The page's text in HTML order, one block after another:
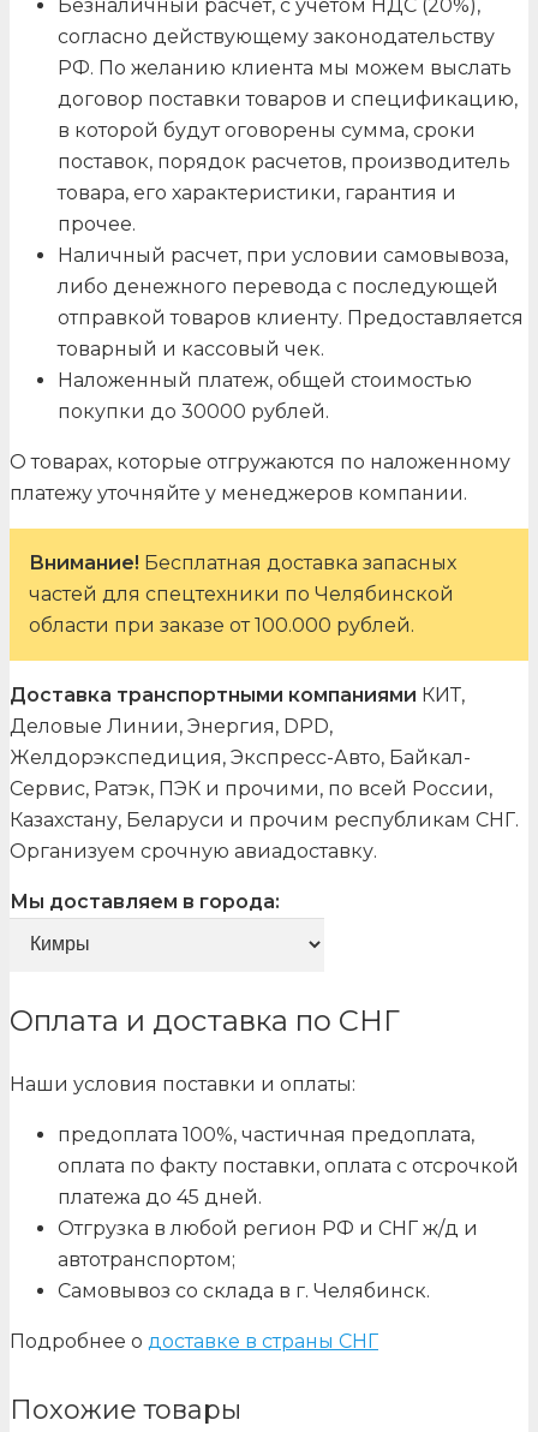
Безналичный расчет, с учетом НДС (20%),
согласно действующему законодательству
РФ. По желанию клиента мы можем выслать
договор поставки товаров и спецификацию,
в которой будут оговорены сумма, сроки
поставок, порядок расчетов, производитель
товара, его характеристики, гарантия и
прочее.
Наличный расчет, при условии самовывоза,
либо денежного перевода с последующей
отправкой товаров клиенту. Предоставляется
товарный и кассовый чек.
Наложенный платеж, общей стоимостью
покупки до 30000 рублей.
О товарах, которые отгружаются по наложенному
платежу уточняйте у менеджеров компании.
Внимание! Бесплатная доставка запасных
частей для спецтехники по Челябинской
области при заказе от 100.000 рублей.
Доставка транспортными компаниями КИТ,
Деловые Линии, Энергия, DPD,
Желдорэкспедиция, Экспресс-Авто, Байкал-
Сервис, Ратэк, ПЭК и прочими, по всей России,
Казахстану, Беларуси и прочим республикам СНГ.
Организуем срочную авиадоставку.
Мы доставляем в города:
Оплата и доставка по СНГ
Наши условия поставки и оплаты:
предоплата 100%, частичная предоплата,
оплата по факту поставки, оплата с отсрочкой
платежа до 45 дней.
Отгрузка в любой регион РФ и СНГ ж/д и
автотранспортом;
Самовывоз со склада в г. Челябинск.
Подробнее о доставке в страны СНГ
Похожие товары